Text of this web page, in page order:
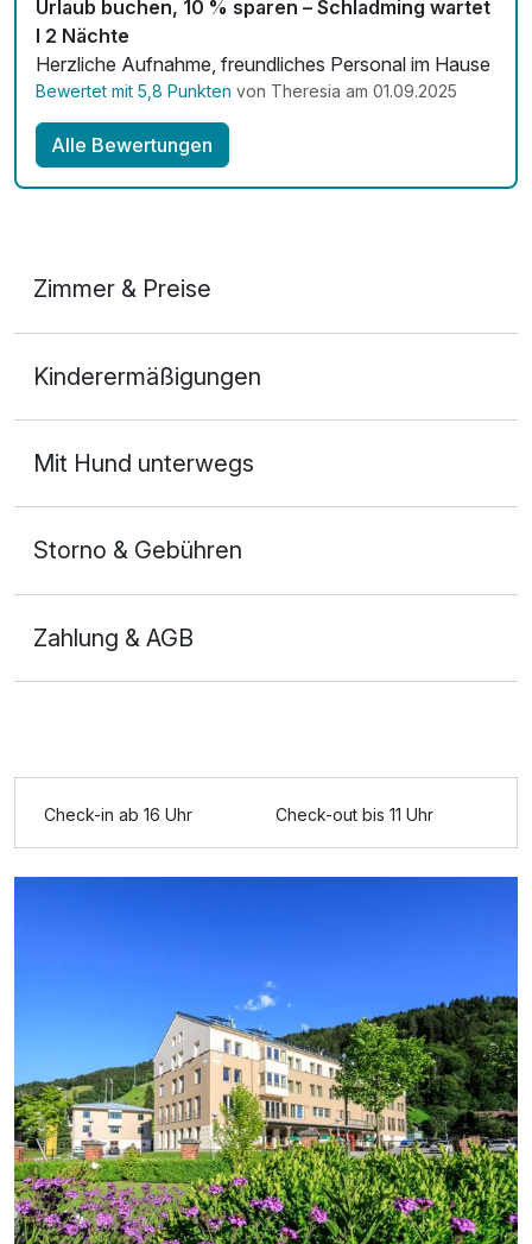
Urlaub buchen, 10 % sparen – Schladming wartet
I 2 Nächte
Herzliche Aufnahme, freundliches Personal im Hause
Bewertet mit 5,8 Punkten von Theresia am 01.09.2025
Alle Bewertungen
Zimmer & Preise
2 Erwachsene
p.P. ab323,00 €
1 Erwachsenen und 1 Kind
Kinderermäßigungen
Mit Hund unterwegs
Storno & Gebühren
Zahlung & AGB
Check-in ab 16 Uhr Check-out bis 11 Uhr